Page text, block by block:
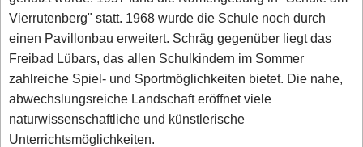
Vierrutenberg" statt. 1968 wurde die Schule noch durch
einen Pavillonbau erweitert. Schräg gegenüber liegt das
Freibad Lübars, das allen Schulkindern im Sommer
zahlreiche Spiel- und Sportmöglichkeiten bietet. Die nahe,
abwechslungsreiche Landschaft eröffnet viele
naturwissenschaftliche und künstlerische
Unterrichtsmöglichkeiten.